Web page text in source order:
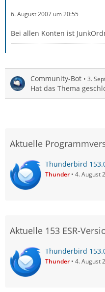
6. August 2007 um 20:55
Bei allen Konten ist
Community-Bot 3.
Hat das Thema
Aktuelle
Thunderbird
Thunder 4. August
Aktuelle 153 ESR-
Thunderbird
Thunder 4. August